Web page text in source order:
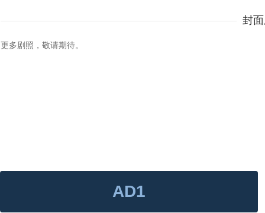
封
更多剧照，敬请期待。
AD1